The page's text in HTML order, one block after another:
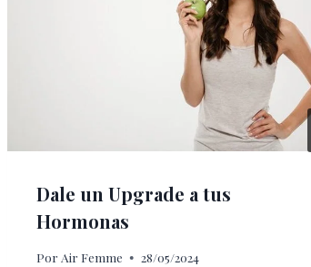
Dale un Upgrade a tus
Hormonas
Por Air Femme 28/05/2024